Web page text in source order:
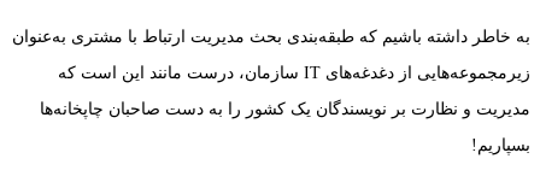
به خاطر داشته باشیم که طبقه‌بندی بحث مدیریت ارتباط با مشتری به‌عنوان
زیرمجموعه‌هایی از دغدغه‌های IT سازمان، درست مانند این است که
مدیریت و نظارت بر نویسندگان یک کشور را به دست صاحبان چاپخانه‌ها
بسپاریم!